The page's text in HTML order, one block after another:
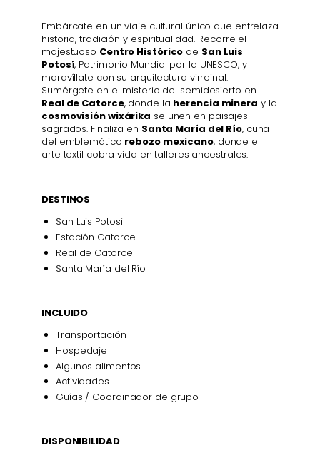
Embárcate en un viaje cultural único que entrelaza
historia, tradición y espiritualidad. Recorre el
majestuoso Centro Histórico de San Luis
Potosí, Patrimonio Mundial por la UNESCO, y
maravíllate con su arquitectura virreinal.
Sumérgete en el misterio del semidesierto en
Real de Catorce, donde la herencia minera y la
cosmovisión wixárika se unen en paisajes
sagrados. Finaliza en Santa María del Río, cuna
del emblemático rebozo mexicano, donde el
arte textil cobra vida en talleres ancestrales.
DESTINOS
San Luis Potosí
Estación Catorce
Real de Catorce
Santa María del Río
INCLUIDO
Transportación
Hospedaje
Algunos alimentos
Actividades
Guías / Coordinador de grupo
DISPONIBILIDAD